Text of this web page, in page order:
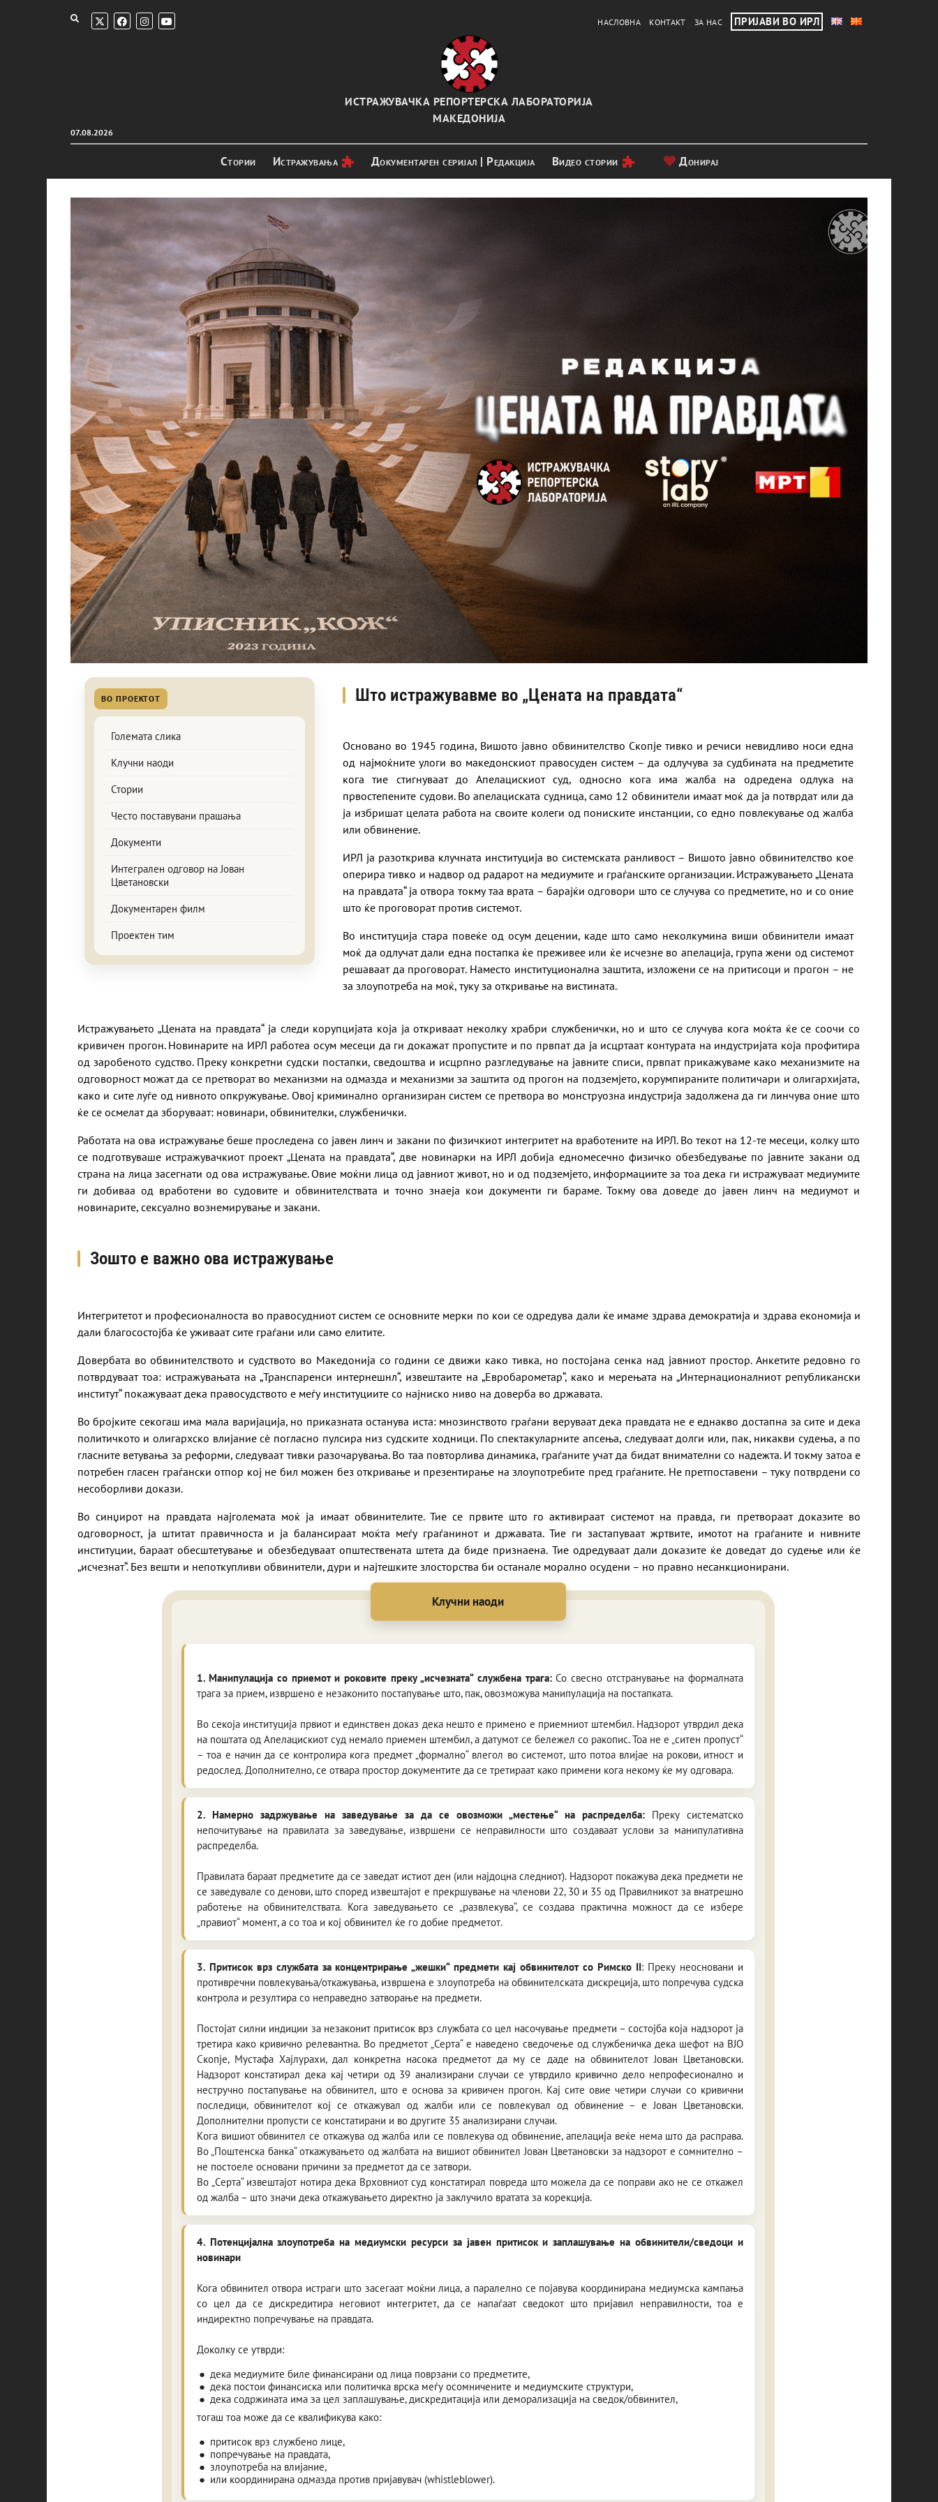
НАСЛОВНА КОНТАКТ ЗА НАС ПРИЈАВИ ВО ИРЛ
07.08.2026
ИСТРАЖУВАЧКА РЕПОРТЕРСКА ЛАБОРАТОРИЈА
МАКЕДОНИЈА
Стории Истражувањa Документарен серијал | Редакција Видео стории Донирај
Големата слика
Клучни наоди
Стории
Често поставувани прашања
Документи
Интегрален одговор на Јован
Цветановски
Документарен филм
Проектен тим
Што истражувавме во „Цената на правдата“
Основано во 1945 година, Вишото јавно обвинителство Скопје тивко и речиси невидливо носи една
од најмоќните улоги во македонскиот правосуден систем – да одлучува за судбината на предметите
кога тие стигнуваат до Апелацискиот суд, односно кога има жалба на одредена одлука на
првостепените судови. Во апелациската судница, само 12 обвинители имаат моќ да ја потврдат или да
ја избришат целата работа на своите колеги од пониските инстанции, со едно повлекување од жалба
или обвинение.
ИРЛ ја разоткрива клучната институција во системската ранливост – Вишото јавно обвинителство кое
оперира тивко и надвор од радарот на медиумите и граѓанските организации. Истражувањето „Цената
на правдата“ ја отвора токму таа врата – барајќи одговори што се случува со предметите, но и со оние
што ќе проговорат против системот.
Во институција стара повеќе од осум децении, каде што само неколкумина виши обвинители имаат
моќ да одлучат дали една постапка ќе преживее или ќе исчезне во апелација, група жени од системот
решаваат да проговорат. Наместо институционална заштита, изложени се на притисоци и прогон – не
за злоупотреба на моќ, туку за откривање на вистината.
Истражувањето „Цената на правдата“ ја следи корупцијата која ја откриваат неколку храбри службенички, но и што се случува кога моќта ќе се соочи со
кривичен прогон. Новинарите на ИРЛ работеа осум месеци да ги докажат пропустите и по првпат да ја исцртаат контурата на индустријата која профитира
од заробеното судство. Преку конкретни судски постапки, сведоштва и исцрпно разгледување на јавните списи, првпат прикажуваме како механизмите на
одговорност можат да се претворат во механизми на одмазда и механизми за заштита од прогон на подземјето, корумпираните политичари и олигархијата,
како и сите луѓе од нивното опкружување. Овој криминално организиран систем се претвора во монструозна индустрија задолжена да ги линчува оние што
ќе се осмелат да зборуваат: новинари, обвинителки, службенички.
Работата на ова истражување беше проследена со јавен линч и закани по физичкиот интегритет на вработените на ИРЛ. Во текот на 12-те месеци, колку што
се подготвуваше истражувачкиот проект „Цената на правдата“, две новинарки на ИРЛ добија едномесечно физичко обезбедување по јавните закани од
страна на лица засегнати од ова истражување. Овие моќни лица од јавниот живот, но и од подземјето, информациите за тоа дека ги истражуваат медиумите
ги добиваа од вработени во судовите и обвинителствата и точно знаеја кои документи ги бараме. Токму ова доведе до јавен линч на медиумот и
новинарите, сексуално вознемирување и закани.
Зошто е важно ова истражување
Интегритетот и професионалноста во правосудниот систем се основните мерки по кои се одредува дали ќе имаме здрава демократија и здрава економија и
дали благосостојба ќе уживаат сите граѓани или само елитите.
Довербата во обвинителството и судството во Македонија со години се движи како тивка, но постојана сенка над јавниот простор. Анкетите редовно го
потврдуваат тоа: истражувањата на „Транспаренси интернешнл“, извештаите на „Евробарометар“, како и мерењата на „Интернационалниот републикански
институт“ покажуваат дека правосудството е меѓу институциите со најниско ниво на доверба во државата.
Во бројките секогаш има мала варијација, но приказната останува иста: мнозинството граѓани веруваат дека правдата не е еднакво достапна за сите и дека
политичкото и олигархско влијание сè погласно пулсира низ судските ходници. По спектакуларните апсења, следуваат долги или, пак, никакви судења, а по
гласните ветувања за реформи, следуваат тивки разочарувања. Во таа повторлива динамика, граѓаните учат да бидат внимателни со надежта. И токму затоа е
потребен гласен граѓански отпор кој не бил можен без откривање и презентирање на злоупотребите пред граѓаните. Не претпоставени – туку потврдени со
несоборливи докази.
Во синџирот на правдата најголемата моќ ја имаат обвинителите. Тие се првите што го активираат системот на правда, ги претвораат доказите во
одговорност, ја штитат правичноста и ја балансираат моќта меѓу граѓанинот и државата. Тие ги застапуваат жртвите, имотот на граѓаните и нивните
институции, бараат обесштетување и обезбедуваат општествената штета да биде признаена. Тие одредуваат дали доказите ќе доведат до судење или ќе
„исчезнат“. Без вешти и непоткупливи обвинители, дури и најтешките злосторства би останале морално осудени – но правно несанкционирани.
1. Манипулација со приемот и роковите преку „исчезната“ службена трага:Со свесно отстранување на формалната
трага за прием, извршено е незаконито постапување што, пак, овозможува манипулација на постапката.
Во секоја институција првиот и единствен доказ дека нешто е примено е приемниот штембил. Надзорот утврдил дека
на поштата од Апелацискиот суд немало приемен штембил, а датумот се бележел со ракопис. Тоа не е „ситен пропуст“
– тоа е начин да се контролира кога предмет „формално“ влегол во системот, што потоа влијае на рокови, итност и
редослед. Дополнително, се отвара простор документите да се третираат како примени кога некому ќе му одговара.
2. Намерно задржување на заведување за да се овозможи „местење“ на распределба: Преку систематско
непочитување на правилата за заведување, извршени се неправилности што создаваат услови за манипулативна
распределба.
Правилата бараат предметите да се заведат истиот ден (или најдоцна следниот). Надзорот покажува дека предмети не
се заведувале со денови, што според извештајот е прекршување на членови 22, 30 и 35 од Правилникот за внатрешно
работење на обвинителствата. Кога заведувањето се „развлекува“, се создава практична можност да се избере
„правиот“ момент, а со тоа и кој обвинител ќе го добие предметот.
3. Притисок врз службата за концентрирање „жешки“ предмети кај обвинителот со Римско II: Преку неосновани и
противречни повлекувања/откажувања, извршена е злоупотреба на обвинителската дискреција, што попречува судска
контрола и резултира со неправедно затворање на предмети.
Постојат силни индиции за незаконит притисок врз службата со цел насочување предмети – состојба која надзорот ја
третира како кривично релевантна. Во предметот „Серта“ е наведено сведочење од службеничка дека шефот на ВЈО
Скопје, Мустафа Хајлурахи, дал конкретна насока предметот да му се даде на обвинителот Јован Цветановски.
Надзорот констатирал дека кај четири од 39 анализирани случаи се утврдило кривично дело непрофесионално и
нестручно постапување на обвинител, што е основа за кривичен прогон. Кај сите овие четири случаи со кривични
последици, обвинителот кој се откажувал од жалби или се повлекувал од обвинение – е Јован Цветановски.
Дополнителни пропусти се констатирани и во другите 35 анализирани случаи.
Kога вишиот обвинител се откажува од жалба или се повлекува од обвинение, апелација веќе нема што да расправа.
Во „Поштенска банка“ откажувањето од жалбата на вишиот обвинител Јован Цветановски за надзорот е сомнително –
не постоеле основани причини за предметот да се затвори.
Во „Серта“ извештајот нотира дека Врховниот суд констатирал повреда што можела да се поправи ако не се откажел
од жалба – што значи дека откажувањето директно ја заклучило вратата за корекција.
4. Потенцијална злоупотреба на медиумски ресурси за јавен притисок и заплашување на обвинители/сведоци и
новинари
Кога обвинител отвора истраги што засегаат моќни лица, а паралелно се појавува координирана медиумска кампања
со цел да се дискредитира неговиот интегритет, да се напаѓаат сведокот што пријавил неправилности, тоа е
индиректно попречување на правдата.
Доколку се утврди:
дека медиумите биле финансирани од лица поврзани со предметите,
дека постои финансиска или политичка врска меѓу осомничените и медиумските структури,
дека содржината има за цел заплашување, дискредитација или деморализација на сведок/обвинител,
тогаш тоа може да се квалификува како:
притисок врз службено лице,
попречување на правдата,
злоупотреба на влијание,
или координирана одмазда против пријавувач (whistleblower).